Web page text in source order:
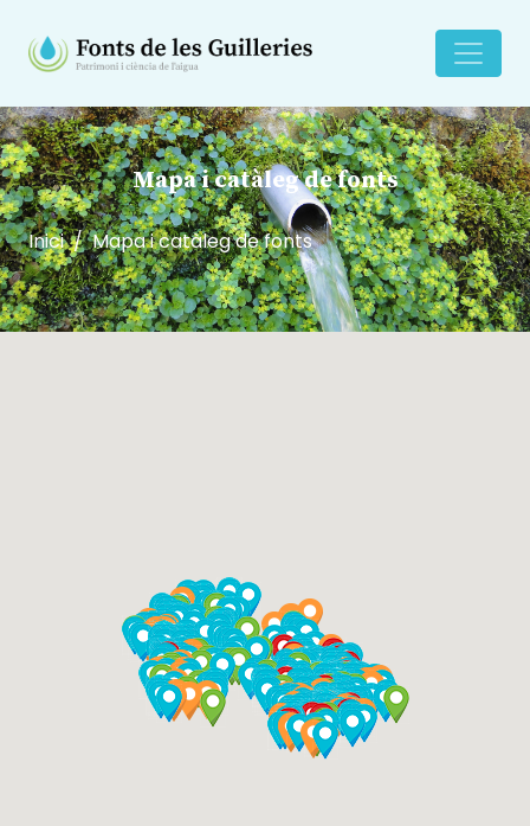
Mapa i catàleg de fonts
Inici Mapa i catàleg de fonts